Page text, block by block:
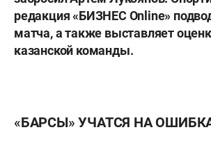
редакция «БИЗНЕС Online»
матча, а также выставляет
казанской команды.
«БАРСЫ» УЧАТСЯ НА